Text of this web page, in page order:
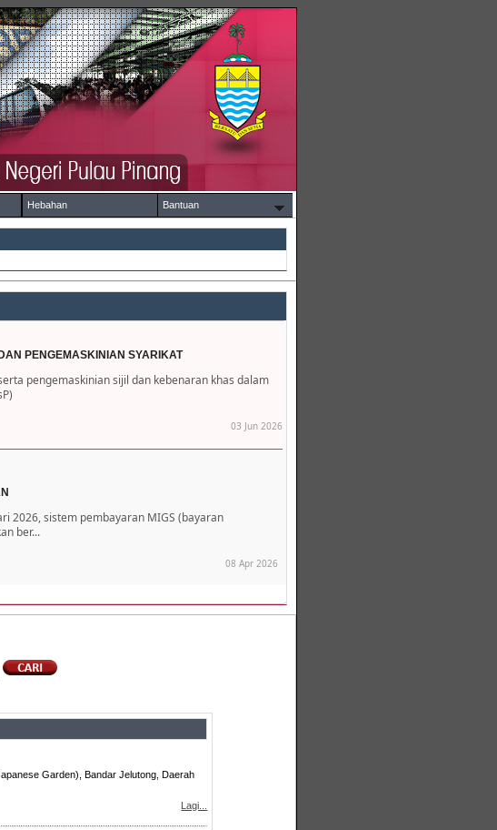
Hebahan Bantuan
PENGEMASKINIAN SYARIKAT
pengemaskinian sijil dan kebenaran khas dalam
03 Jun 2026
2026, sistem pembayaran MIGS (bayaran
ber...
08 Apr 2026
Garden), Bandar Jelutong, Daerah
Lagi...